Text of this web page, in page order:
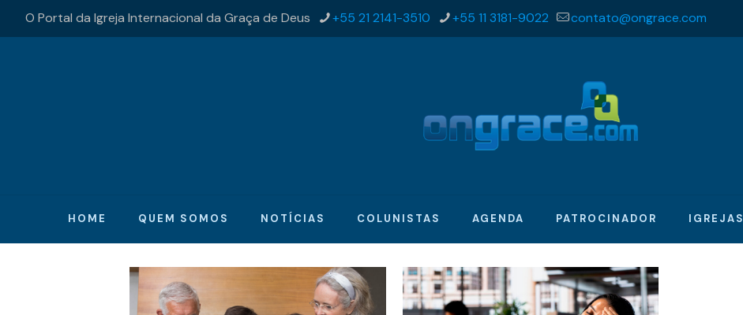
O Portal da Igreja Internacional da Graça de Deus +55 21 2141-3510 +55 11 3181-9022 contato@ongrace.com
HOME QUEM SOMOS NOTÍCIAS COLUNISTAS AGENDA PATROCINADOR IGREJAS